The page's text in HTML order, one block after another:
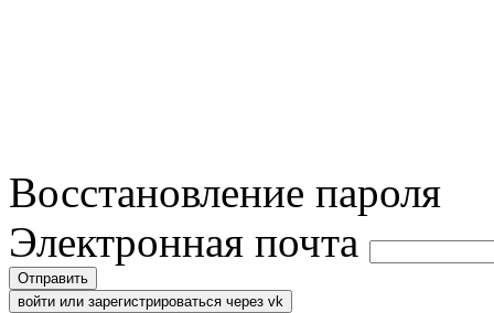
Восстановление пароля
Электронная почта
Отправить
войти или зарегистрироваться через vk